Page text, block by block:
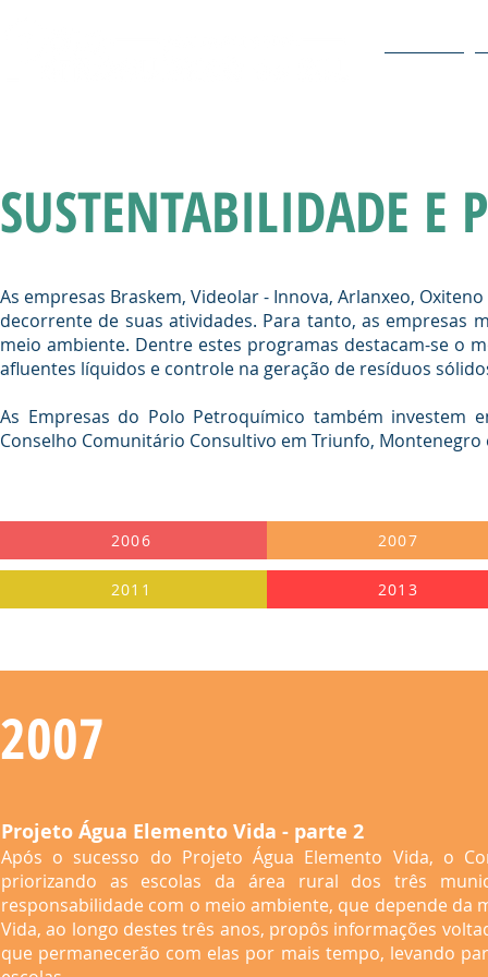
SUSTENTABILIDADE E
As empresas Braskem, Videolar - Innova, Arlanxeo,
decorrente de suas atividades. Para tanto, as
meio ambiente. Dentre estes programas destacam-se o
afluentes líquidos e controle na geração de resíduos
As Empresas do Polo Petroquímico também investem
Conselho Comunitário Consultivo em Triunfo, Montenegro
2006 2007
2011 2013
Projeto Água Elemento Vida - parte 2
Após o sucesso do Projeto Água Elemento Vida, o
priorizando as escolas da área rural dos três
responsabilidade com o meio ambiente, que depende da
Vida, ao longo destes três anos, propôs informações
que permanecerão com elas por mais tempo, levando
2007